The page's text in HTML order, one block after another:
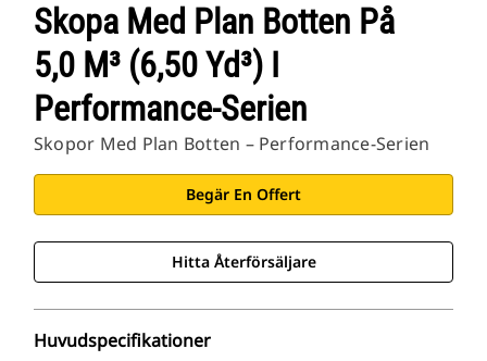
Skopa Med Plan Botten På
5,0 M³ (6,50 Yd³) I
Performance-Serien
Skopor Med Plan Botten – Performance-Serien
Begär En Offert
Hitta Återförsäljare
Huvudspecifikationer